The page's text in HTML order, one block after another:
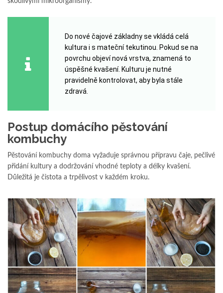
Do nové čajové základny se vkládá celá
kultura i s mateční tekutinou. Pokud se na
povrchu objeví nová vrstva, znamená to
úspěšné kvašení. Kulturu je nutné
pravidelně kontrolovat, aby byla stále
zdravá.
Postup domácího pěstování
kombuchy
Pěstování kombuchy doma vyžaduje správnou přípravu čaje, pečlivé
přidání kultury a dodržování vhodné teploty a délky kvašení.
Důležitá je čistota a trpělivost v každém kroku.